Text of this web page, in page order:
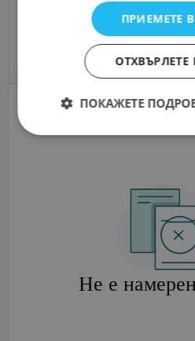
Съгласен съм сTerms
Изпрати
Не е
ПРИЕМЕТЕ
ПОКАЖЕТЕ